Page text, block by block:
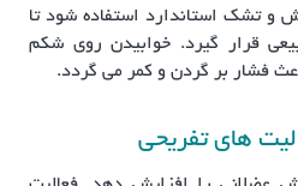
و تشک استاندارد استفاده شود تا
قرار گیرد. خوابیدن روی شکم
فشار بر گردن و کمر می گردد.
های تفریحی